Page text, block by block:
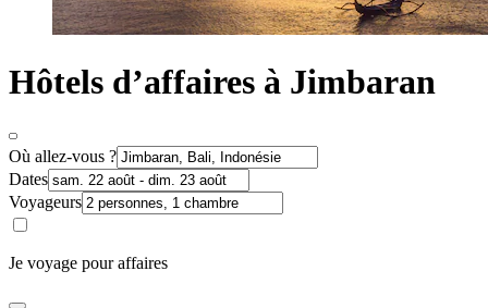
Hôtels d’affaires à Jimbaran
Où allez-vous ?
Dates
Voyageurs
Je voyage pour affaires